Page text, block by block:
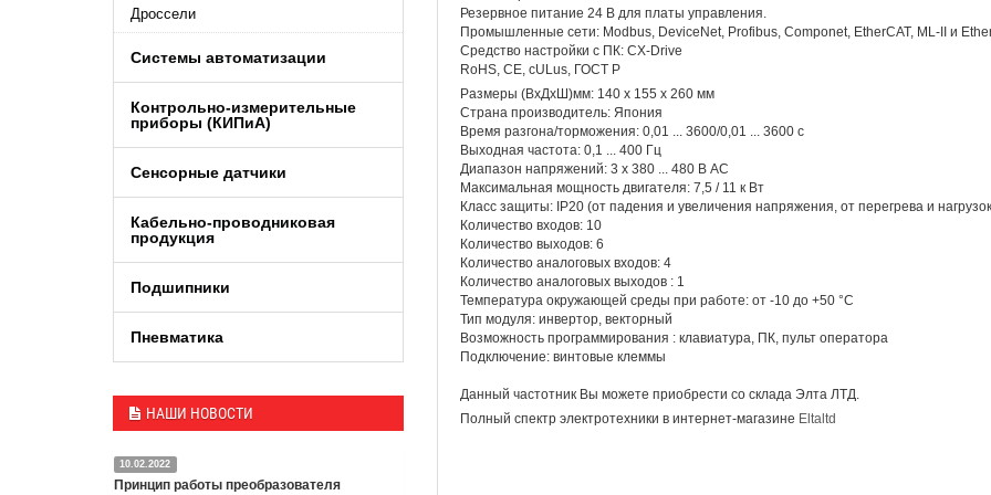
Дроссели
Системы автоматизации
Контрольно-измерительные
приборы (КИПиA)
Сенсорные датчики
Кабельно-проводниковая
продукция
Подшипники
Пневматика
НАШИ НОВОСТИ
10.02.2022
Принцип работы преобразователя
Резервное питание 24 В для платы управления.
Промышленные сети: Modbus, DeviceNet, Profibus, Componet, EtherCAT, ML-II и
Средство настройки с ПК: CX-Drive
RoHS, CE, cULus, ГОСТ Р
Размеры (ВхДхШ)мм: 140 x 155 x 260 мм
Страна производитель: Япония
Время разгона/торможения: 0,01 ... 3600/0,01 ... 3600 с
Выходная частота: 0,1 ... 400 Гц
Диапазон напряжений: 3 x 380 ... 480 В AC
Максимальная мощность двигателя: 7,5 / 11 к Вт
Класс защиты: IP20 (от падения и увеличения напряжения, от перегрева и
Количество входов: 10
Количество выходов: 6
Количество аналоговых входов: 4
Количество аналоговых выходов : 1
Температура окружающей среды при работе: от -10 до +50 °C
Тип модуля: инвертор, векторный
Возможность программирования : клавиатура, ПК, пульт оператора
Подключение: винтовые клеммы
Данный частотник Вы можете приобрести со склада Элта ЛТД.
Полный спектр электротехники в интернет-магазине Eltaltd